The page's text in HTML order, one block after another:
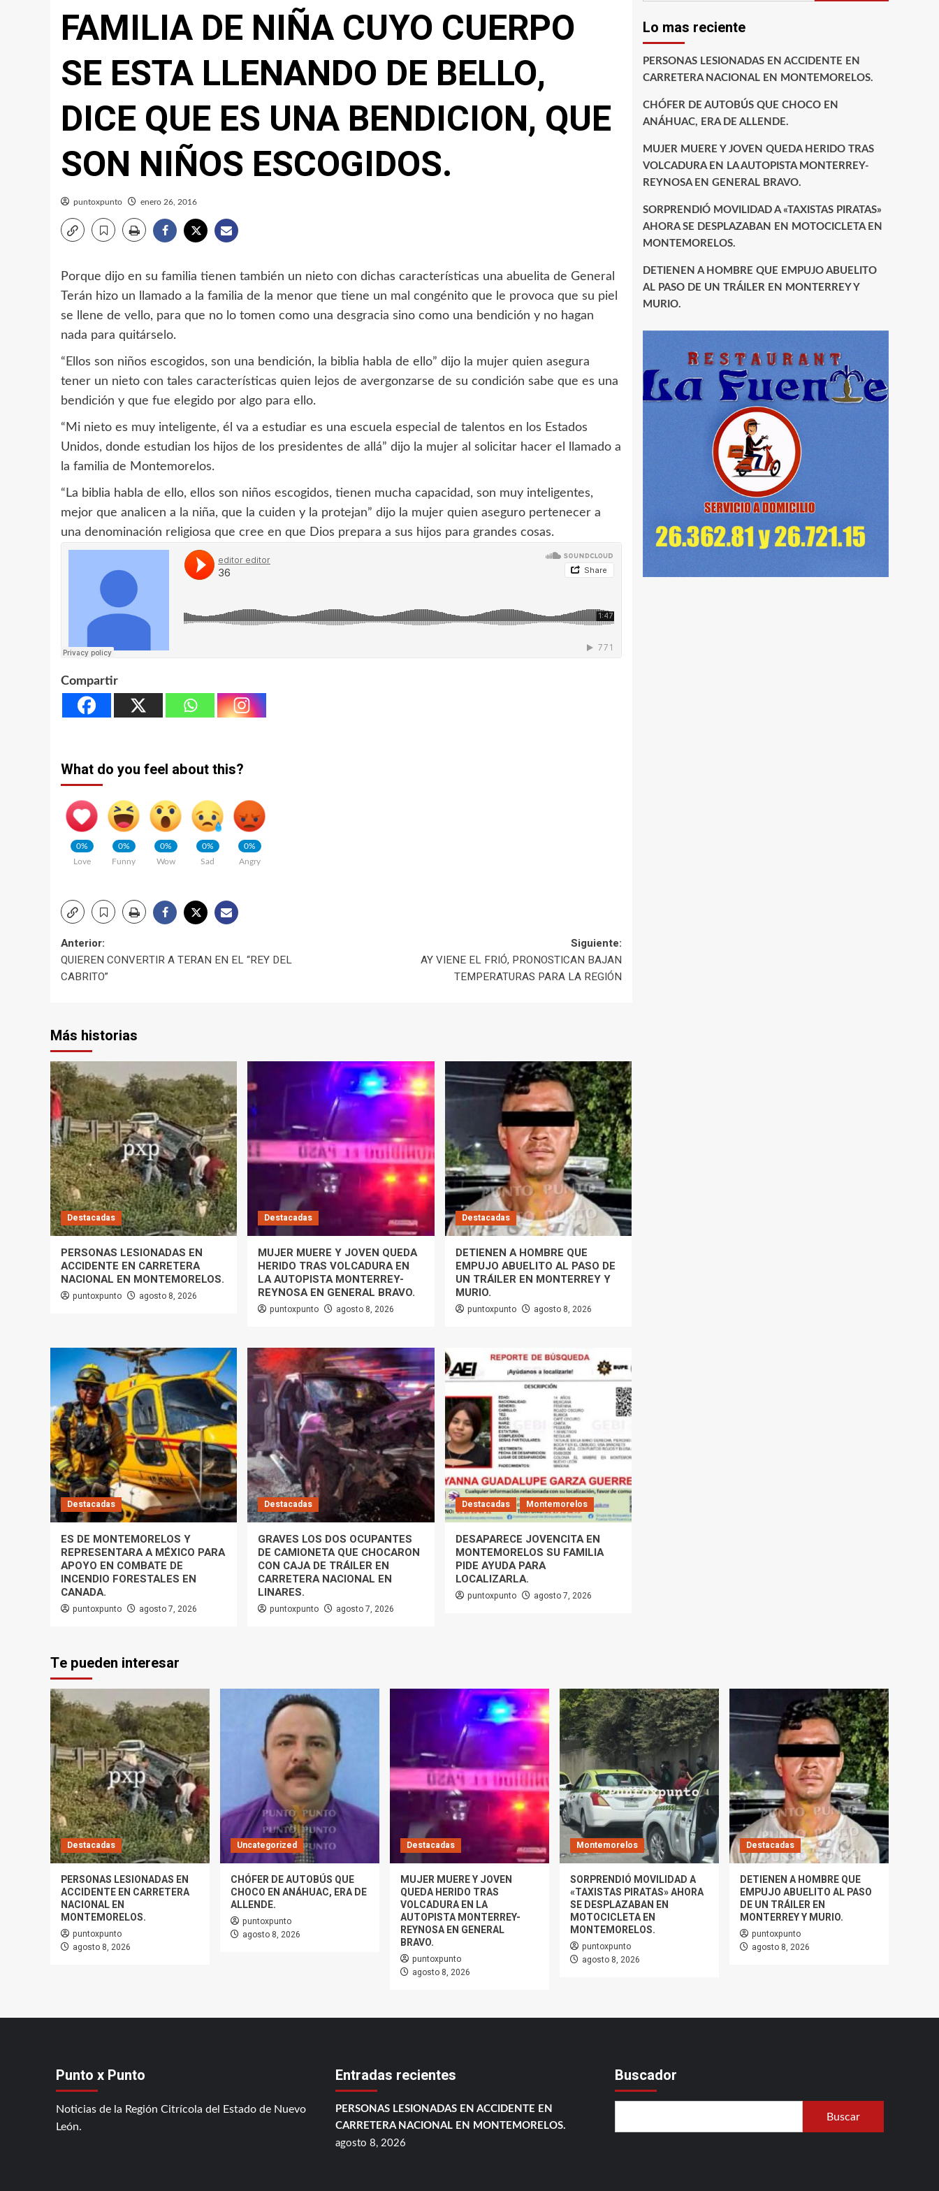
FAMILIA DE NIÑA CUYO CUERPO
SE ESTA LLENANDO DE BELLO,
DICE QUE ES UNA BENDICION, QUE
SON NIÑOS ESCOGIDOS.
puntoxpunto enero 26, 2016
Porque dijo en su familia tienen también un nieto con dichas características una abuelita de General
Terán hizo un llamado a la familia de la menor que tiene un mal congénito que le provoca que su piel
se llene de vello, para que no lo tomen como una desgracia sino como una bendición y no hagan
nada para quitárselo.
“Ellos son niños escogidos, son una bendición, la biblia habla de ello” dijo la mujer quien asegura
tener un nieto con tales características quien lejos de avergonzarse de su condición sabe que es una
bendición y que fue elegido por algo para ello.
“Mi nieto es muy inteligente, él va a estudiar es una escuela especial de talentos en los Estados
Unidos, donde estudian los hijos de los presidentes de allá” dijo la mujer al solicitar hacer el llamado a
la familia de Montemorelos.
“La biblia habla de ello, ellos son niños escogidos, tienen mucha capacidad, son muy inteligentes,
mejor que analicen a la niña, que la cuiden y la protejan” dijo la mujer quien aseguro pertenecer a
una denominación religiosa que cree en que Dios prepara a sus hijos para grandes cosas.
Compartir
What do you feel about this?
0%
Love
0%
Funny
0%
Wow
0%
Sad
0%
Angry
Navegación
de
Anterior:
QUIEREN CONVERTIR A TERAN EN EL “REY DEL
CABRITO”
Siguiente:
AY VIENE EL FRIÓ, PRONOSTICAN BAJAN
TEMPERATURAS PARA LA REGIÓN
Más historias
Destacadas
PERSONAS LESIONADAS EN
ACCIDENTE EN CARRETERA
NACIONAL EN MONTEMORELOS.
puntoxpunto agosto 8, 2026
Destacadas
MUJER MUERE Y JOVEN QUEDA
HERIDO TRAS VOLCADURA EN
LA AUTOPISTA MONTERREY-
REYNOSA EN GENERAL BRAVO.
puntoxpunto agosto 8, 2026
Destacadas
DETIENEN A HOMBRE QUE
EMPUJO ABUELITO AL PASO DE
UN TRÁILER EN MONTERREY Y
MURIO.
puntoxpunto agosto 8, 2026
Destacadas
ES DE MONTEMORELOS Y
REPRESENTARA A MÉXICO PARA
APOYO EN COMBATE DE
INCENDIO FORESTALES EN
CANADA.
puntoxpunto agosto 7, 2026
Destacadas
GRAVES LOS DOS OCUPANTES
DE CAMIONETA QUE CHOCARON
CON CAJA DE TRÁILER EN
CARRETERA NACIONAL EN
LINARES.
puntoxpunto agosto 7, 2026
Destacadas Montemorelos
DESAPARECE JOVENCITA EN
MONTEMORELOS SU FAMILIA
PIDE AYUDA PARA
LOCALIZARLA.
puntoxpunto agosto 7, 2026
Lo mas reciente
PERSONAS LESIONADAS EN ACCIDENTE EN
CARRETERA NACIONAL EN MONTEMORELOS.
CHÓFER DE AUTOBÚS QUE CHOCO EN
ANÁHUAC, ERA DE ALLENDE.
MUJER MUERE Y JOVEN QUEDA HERIDO TRAS
VOLCADURA EN LA AUTOPISTA MONTERREY-
REYNOSA EN GENERAL BRAVO.
SORPRENDIÓ MOVILIDAD A «TAXISTAS PIRATAS»
AHORA SE DESPLAZABAN EN MOTOCICLETA EN
MONTEMORELOS.
DETIENEN A HOMBRE QUE EMPUJO ABUELITO
AL PASO DE UN TRÁILER EN MONTERREY Y
MURIO.
Te pueden interesar
Destacadas
PERSONAS LESIONADAS EN
ACCIDENTE EN CARRETERA
NACIONAL EN
MONTEMORELOS.
puntoxpunto
agosto 8, 2026
Uncategorized
CHÓFER DE AUTOBÚS QUE
CHOCO EN ANÁHUAC, ERA DE
ALLENDE.
puntoxpunto
agosto 8, 2026
Destacadas
MUJER MUERE Y JOVEN
QUEDA HERIDO TRAS
VOLCADURA EN LA
AUTOPISTA MONTERREY-
REYNOSA EN GENERAL
BRAVO.
puntoxpunto
agosto 8, 2026
Montemorelos
SORPRENDIÓ MOVILIDAD A
«TAXISTAS PIRATAS» AHORA
SE DESPLAZABAN EN
MOTOCICLETA EN
MONTEMORELOS.
puntoxpunto
agosto 8, 2026
Destacadas
DETIENEN A HOMBRE QUE
EMPUJO ABUELITO AL PASO
DE UN TRÁILER EN
MONTERREY Y MURIO.
puntoxpunto
agosto 8, 2026
Punto x Punto
Noticias de la Región Citrícola del Estado de Nuevo
León.
Entradas recientes
PERSONAS LESIONADAS EN ACCIDENTE EN
CARRETERA NACIONAL EN MONTEMORELOS.
agosto 8, 2026
Buscador
Buscar